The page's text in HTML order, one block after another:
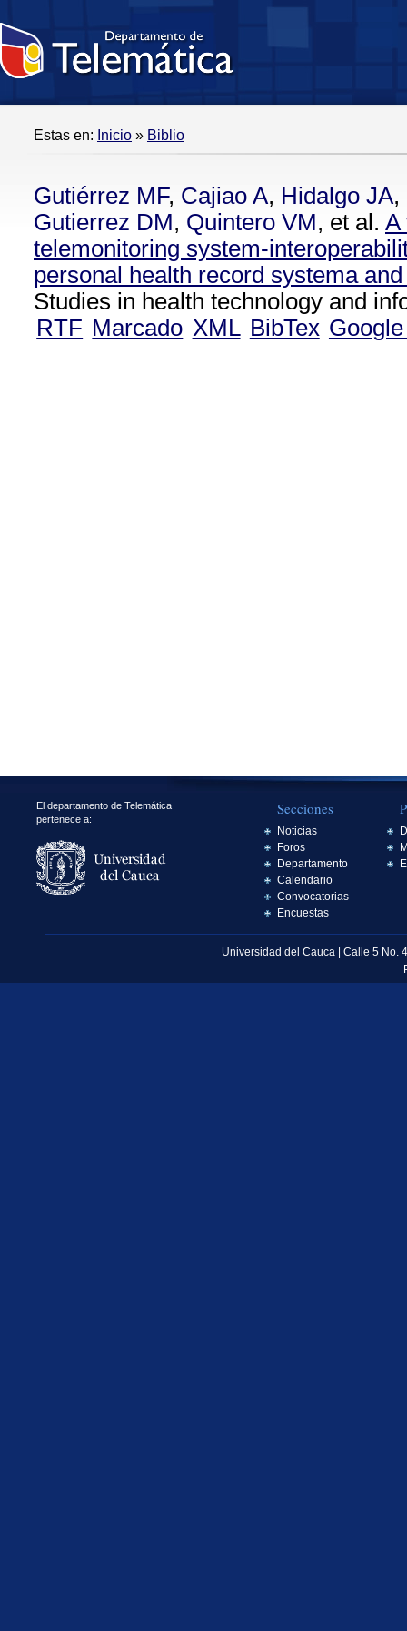
Estas en: Inicio » Biblio
Gutiérrez MF, Cajiao A, Hidalgo JA,
Gutierrez DM, Quintero VM, et al. A
telemonitoring system-
personal health record systema
Studies in health technology and
RTF Marcado XML BibTex
El departamento de Telemática
pertenece a:
Secciones
Noticias
Foros
Departamento
Calendario
Convocatorias
Encuestas
Universidad del Cauca | Calle 5 No.